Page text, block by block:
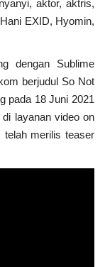
aktor, aktris,
EXID, Hyomin,
dengan Sublime
berjudul So Not
pada 18 Juni 2021
layanan video on
telah merilis teaser